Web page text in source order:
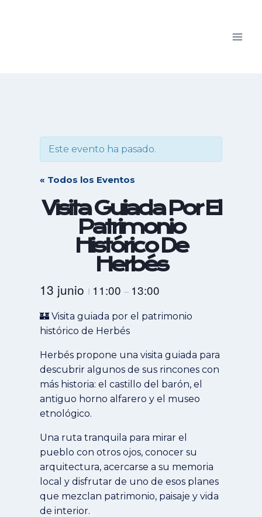
Este evento ha pasado.
« Todos los Eventos
Visita Guiada Por El
Patrimonio
Histórico De
Herbés
13 junio I 11:00 – 13:00
🏰 Visita guiada por el patrimonio
histórico de Herbés
Herbés propone una visita guiada para
descubrir algunos de sus rincones con
más historia: el castillo del barón, el
antiguo horno alfarero y el museo
etnológico.
Una ruta tranquila para mirar el
pueblo con otros ojos, conocer su
arquitectura, acercarse a su memoria
local y disfrutar de uno de esos planes
que mezclan patrimonio, paisaje y vida
de interior.